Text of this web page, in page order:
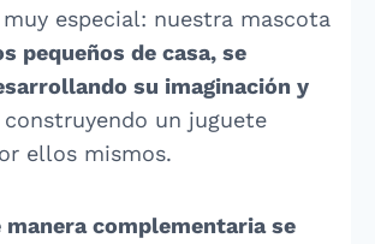
especial: nuestra mascota
pequeños de casa, se
su imaginación y
construyendo un juguete
ellos mismos.
manera complementaria se